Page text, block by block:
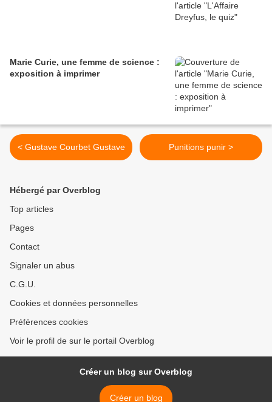
Marie Curie, une femme de science :
exposition à imprimer
< Gustave Courbet Gustave Punitions punir >
Hébergé par Overblog
Top articles
Pages
Contact
Signaler un abus
C.G.U.
Cookies et données personnelles
Préférences cookies
Voir le profil de sur le portail Overblog
Créer un blog sur Overblog
Créer un blog